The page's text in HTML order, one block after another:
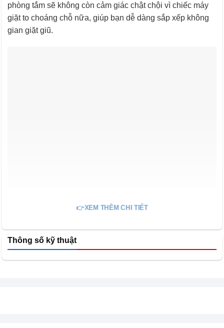
phòng tắm sẽ không còn cảm giác chật chội vì chiếc máy
giặt to choáng chỗ nữa, giúp bạn dễ dàng sắp xếp không
gian giặt giũ.
👉XEM THÊM CHI TIẾT
Thông số kỹ thuật